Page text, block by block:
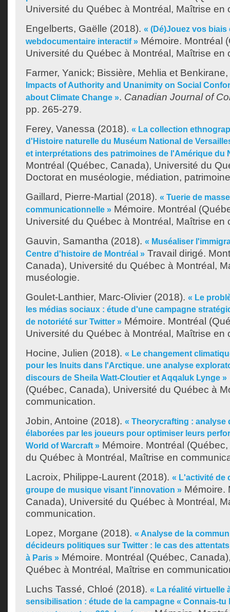
Université du Québec à Montréal, Maîtrise en
Engelberts, Gaëlle (2018). « (Dé)Jouez vos
webdocumentaire interactif » Mémoire. Montréal
Université du Québec à Montréal, Maîtrise en
Farmer, Yanick; Bissière, Mehlia et
Impacts of Authority and Unanimity on Social
about Climate Change ». Canadian Journal of
pp. 265-279.
Ferey, Vanessa (2018). « La collection
d'Histoire naturelle du Muséum National de
et interprétations des patrimoines de l'Amérique du
Montréal (Québec, Canada), Université du
Doctorat en muséologie, médiation,
Gaillard, Pierre-Martial (2018). « Tuerie de
communicationnelle » Mémoire. Montréal
Université du Québec à Montréal, Maîtrise en
Gauvin, Samantha (2018). « Muséaliser
Centre d'histoire de Montréal » Travail dirigé.
Canada), Université du Québec à Montréal,
muséologie.
Goulet-Lanthier, Marc-Olivier (2018). « Le
les médias sociaux : étude d'une campagne
de notoriété sur Twitter » Mémoire. Montréal
Université du Québec à Montréal, Maîtrise en
Hocine, Julien (2018). « Le changement
pour les Inuits dans l'Arctique. une analyse
discours de Sheila Watt-Cloutier et Aqqaluk Lynge »
(Québec, Canada), Université du Québec à
communication.
Jobin, Antoine (2018). « Theorycrafting : analyse
élaborées par les joueurs pour optimiser leurs
World of Warcraft » Mémoire. Montréal
du Québec à Montréal, Maîtrise en
Lacroix, Philippe-Laurent (2018). « L'activité de
groupe de musique visant l'innovation » Mémoire.
Canada), Université du Québec à Montréal,
communication.
Lopez, Morgane (2018). « Analyse de la
décideurs politiques sur Twitter : le cas des
à Paris » Mémoire. Montréal (Québec,
Québec à Montréal, Maîtrise en
Luchs Tassé, Chloé (2018). « La réalité virtuelle
sensibilisation : étude de la campagne « Connais-tu